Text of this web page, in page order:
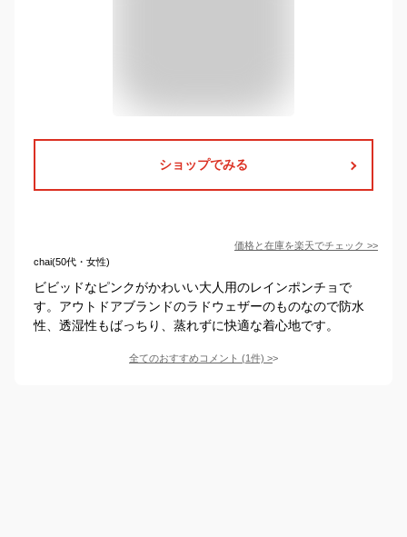
ショップでみる
価格と在庫を楽天でチェック >>
chai(50代・女性)
ビビッドなピンクがかわいい大人用のレインポンチョで
す。アウトドアブランドのラドウェザーのものなので防水
性、透湿性もばっちり、蒸れずに快適な着心地です。
全てのおすすめコメント (1件) >